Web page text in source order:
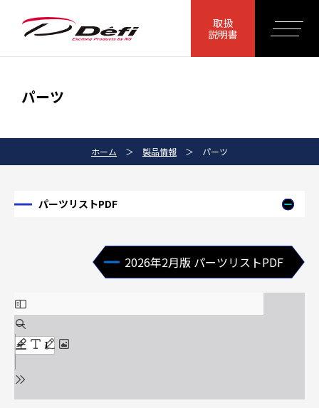
取扱
説明書
パーツ
ホーム ＞ 製品情報 ＞ パーツ
パーツリストPDF
2026年2月版 パーツリストPDF